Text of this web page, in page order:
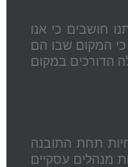
של החבל. אחדים מאיתנו חושבים כי אנו
כי המקום שבו הם
הדורכים במקום
תחת התובנה
מנהלים עסקיים